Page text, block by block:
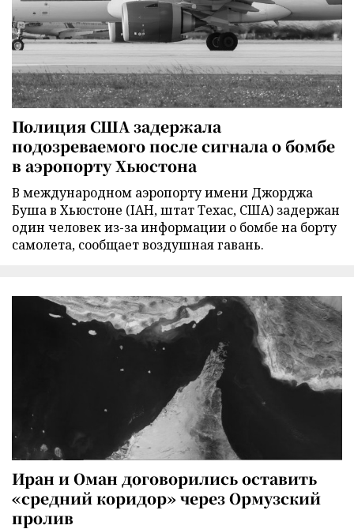
Полиция США задержала
подозреваемого после сигнала о бомбе
в аэропорту Хьюстона
В международном аэропорту имени Джорджа
Буша в Хьюстоне (IAH, штат Техас, США) задержан
один человек из-за информации о бомбе на борту
самолета, сообщает воздушная гавань.
Иран и Оман договорились оставить
«средний коридор» через Ормузский
пролив